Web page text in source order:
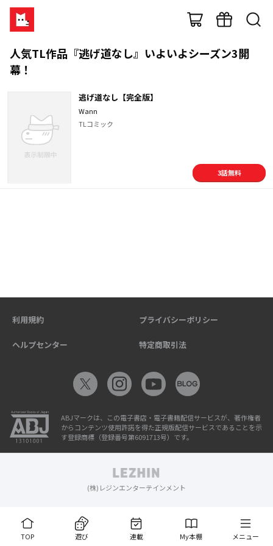
人気TL作品『逃げ道なし』いよいよシーズン3開
幕！
逃げ道なし【完全版】
Wann
TLコミック
3話無料
TOP 遊び 連載 My本棚 メニュー
利用規約 プライバシーポリシー
ヘルプセンター 特定商取引法
ABJマークは、この電子書店・電子書籍配信サービスが、著作権者
からコンテンツ使用許諾を得た正規版配信サービスであることを示
す登録商標（登録番号第6091713号）です。
(株)レジンエンターテインメント